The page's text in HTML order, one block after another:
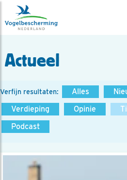
Actueel
Verfijn resultaten: Alles
Verdieping
Opinie
Podcast